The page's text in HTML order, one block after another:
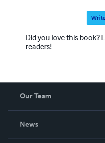
Did you love this book?
readers!
Our Team
News